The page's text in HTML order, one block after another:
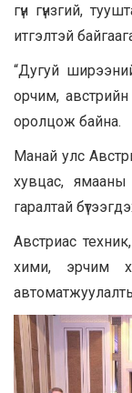
гүн гүнзгий,
итгэлтэй
“Дугуй
орчим,
оролцож байна.
Манай улс
хувцас, ямааны
гаралтай
Австриас
хими, эрчим